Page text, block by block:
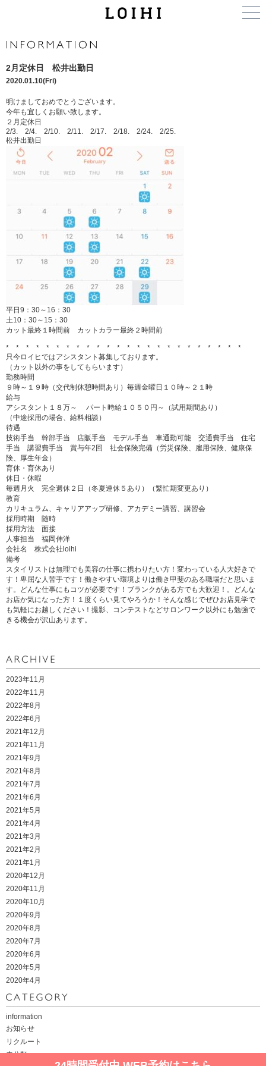
2月定休日 松井出勤日
2020.01.10(Fri)
明けましておめでとうございます。
今年も宜しくお願い致します。
２月定休日
2/3. 2/4. 2/10. 2/11. 2/17. 2/18. 2/24. 2/25.
松井出勤日
平日9：30～16：30
土10：30～15：30
カット最終１時間前 カットカラー最終２時間前
* * * * * * * * * * * * * * * * * * * * * * * *
只今ロイヒではアシスタント募集しております。
（カット以外の事をしてもらいます）
勤務時間
９時～１９時（交代制休憩時間あり）毎週金曜日１０時～２１時
給与
アシスタント１８万～ パート時給１０５０円～（試用期間あり）
（中途採用の場合、給料相談）
待遇
技術手当 幹部手当 店販手当 モデル手当 車通勤可能 交通費手当 住宅
手当 講習費手当 賞与年2回 社会保険完備（労災保険、雇用保険、健康保
険、厚生年金）
育休・育休あり
休日・休暇
毎週月火 完全週休２日（冬夏連休５あり）（繁忙期変更あり）
教育
カリキュラム、キャリアアップ研修、アカデミー講習、講習会
採用時期 随時
採用方法 面接
人事担当 福岡伸洋
会社名 株式会社loihi
備考
スタイリストは無理でも美容の仕事に携わりたい方！変わっている人大好きで
す！卑屈な人苦手です！働きやすい環境よりは働き甲斐のある職場だと思いま
す。どんな仕事にもコツが必要です！ブランクがある方でも大歓迎！。どんな
お店か気になった方！１度くらい見てやろうか！そんな感じでぜひお店見学で
も気軽にお越しください！撮影、コンテストなどサロンワーク以外にも勉強で
きる機会が沢山あります。
2023年11月
2022年11月
2022年8月
2022年6月
2021年12月
2021年11月
2021年9月
2021年8月
2021年7月
2021年6月
2021年5月
2021年4月
2021年3月
2021年2月
2021年1月
2020年12月
2020年11月
2020年10月
2020年9月
2020年8月
2020年7月
2020年6月
2020年5月
2020年4月
information
お知らせ
リクルート
未分類